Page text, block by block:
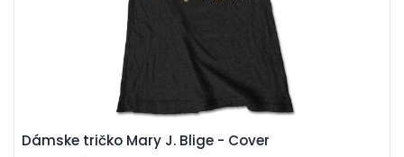
Dámske tričko Mary J. Blige - Cover